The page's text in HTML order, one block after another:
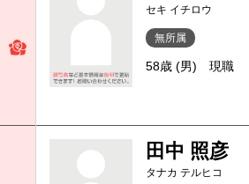
セキ イチロウ
無所属
58歳 (男) 現職
田中 照彦
タナカ テルヒコ